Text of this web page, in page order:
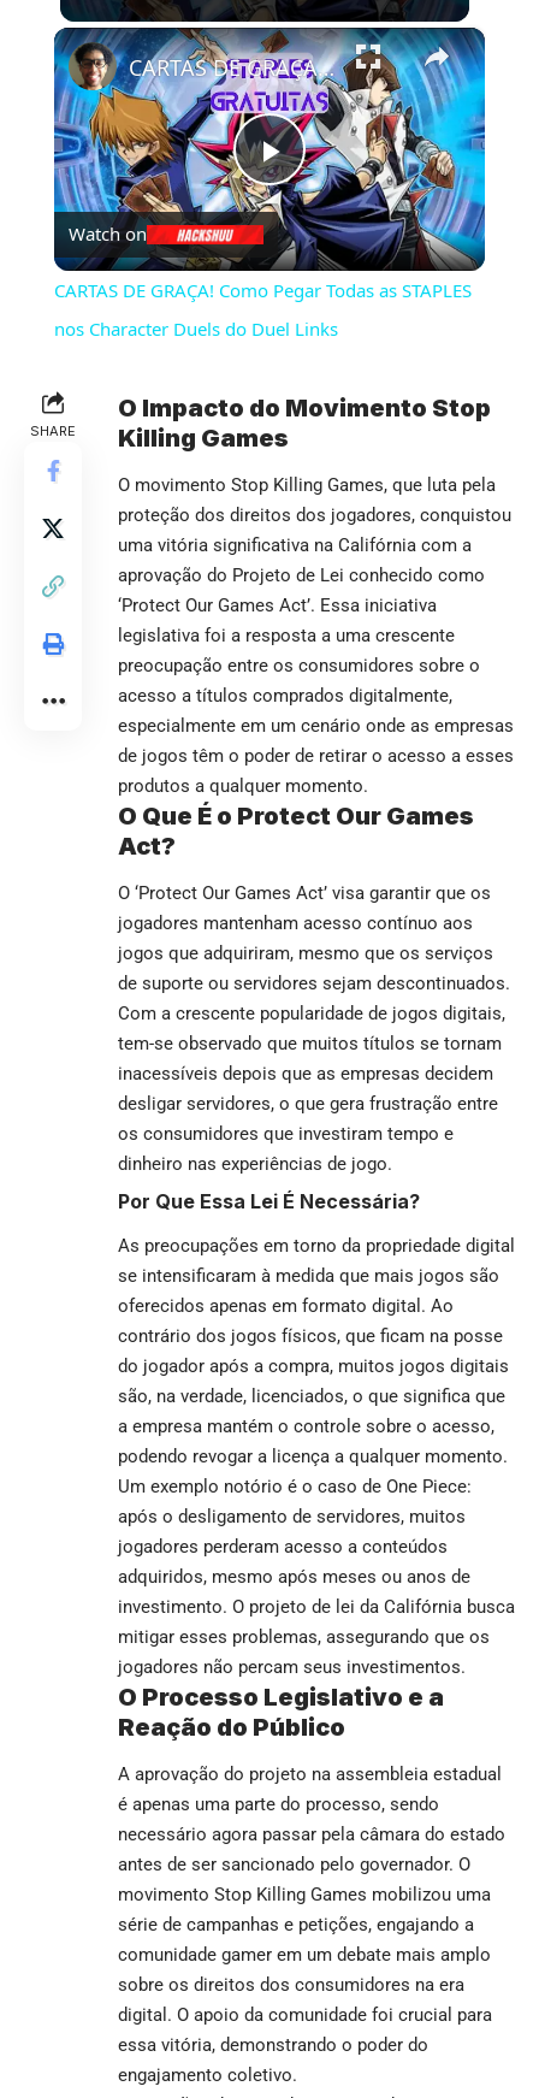
×
Play
Video
CARTAS DE GRAÇA! Como Pegar Todas as STAPLES nos Character Duels do Duel Links
Watch on
CARTAS DE GRAÇA! Como Pegar Todas as STAPLES
nos Character Duels do Duel Links
SHARE
O Impacto do Movimento Stop
Killing Games
O movimento Stop Killing Games, que luta pela
proteção dos direitos dos jogadores, conquistou
uma vitória significativa na Califórnia com a
aprovação do Projeto de Lei conhecido como
‘Protect Our Games Act’. Essa iniciativa
legislativa foi a resposta a uma crescente
preocupação entre os consumidores sobre o
acesso a títulos comprados digitalmente,
especialmente em um cenário onde as empresas
de jogos têm o poder de retirar o acesso a esses
produtos a qualquer momento.
O Que É o Protect Our Games
Act?
O ‘Protect Our Games Act’ visa garantir que os
jogadores mantenham acesso contínuo aos
jogos que adquiriram, mesmo que os serviços
de suporte ou servidores sejam descontinuados.
Com a crescente popularidade de jogos digitais,
tem-se observado que muitos títulos se tornam
inacessíveis depois que as empresas decidem
desligar servidores, o que gera frustração entre
os consumidores que investiram tempo e
dinheiro nas experiências de jogo.
Por Que Essa Lei É Necessária?
As preocupações em torno da propriedade digital
se intensificaram à medida que mais jogos são
oferecidos apenas em formato digital. Ao
contrário dos jogos físicos, que ficam na posse
do jogador após a compra, muitos jogos digitais
são, na verdade, licenciados, o que significa que
a empresa mantém o controle sobre o acesso,
podendo revogar a licença a qualquer momento.
Um exemplo notório é o caso de One Piece:
após o desligamento de servidores, muitos
jogadores perderam acesso a conteúdos
adquiridos, mesmo após meses ou anos de
investimento. O projeto de lei da Califórnia busca
mitigar esses problemas, assegurando que os
jogadores não percam seus investimentos.
O Processo Legislativo e a
Reação do Público
A aprovação do projeto na assembleia estadual
é apenas uma parte do processo, sendo
necessário agora passar pela câmara do estado
antes de ser sancionado pelo governador. O
movimento Stop Killing Games mobilizou uma
série de campanhas e petições, engajando a
comunidade gamer em um debate mais amplo
sobre os direitos dos consumidores na era
digital. O apoio da comunidade foi crucial para
essa vitória, demonstrando o poder do
engajamento coletivo.